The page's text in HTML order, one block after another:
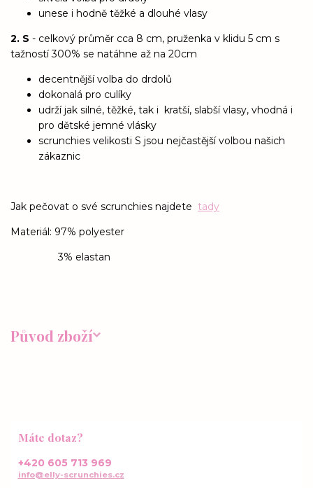
unese i hodně těžké a dlouhé vlasy
2. S - celkový průměr cca 8 cm, pruženka v klidu 5 cm s
tažností 300% se natáhne až na 20cm
decentnější volba do drdolů
dokonalá pro culíky
udrží jak silné, těžké, tak i kratší, slabší vlasy, vhodná i
pro dětské jemné vlásky
scrunchies velikosti S jsou nejčastější volbou našich
zákaznic
Jak pečovat o své scrunchies najdete tady
Materiál: 97% polyester
3% elastan
Původ zboží
Máte dotaz?
+420 605 713 969
info@elly-scrunchies.cz